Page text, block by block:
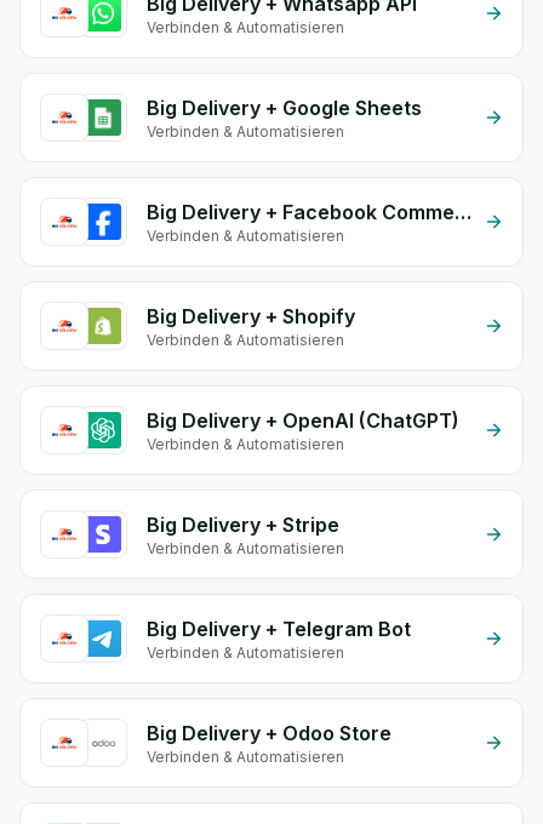
Verbinden & Automatisieren
Big Delivery + Google Sheets
Verbinden & Automatisieren
Big Delivery + Facebook Commerce
Verbinden & Automatisieren
Big Delivery + Shopify
Verbinden & Automatisieren
Big Delivery + OpenAI (ChatGPT)
Verbinden & Automatisieren
Big Delivery + Stripe
Verbinden & Automatisieren
Big Delivery + Telegram Bot
Verbinden & Automatisieren
Big Delivery + Odoo Store
Verbinden & Automatisieren